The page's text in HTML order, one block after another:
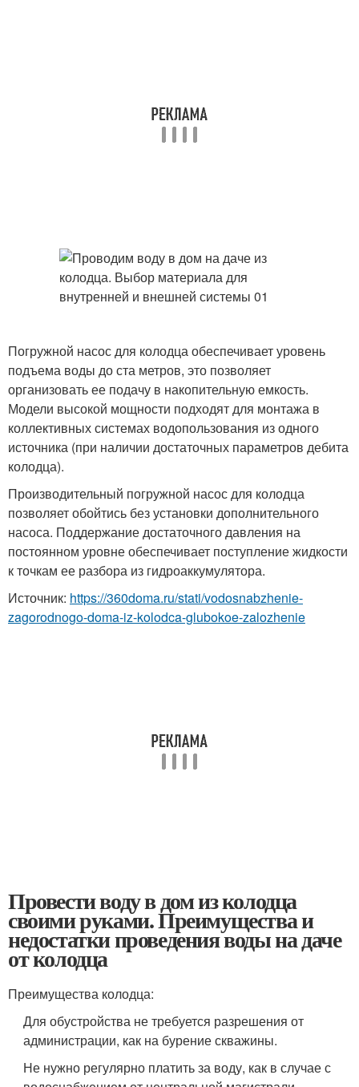
Погружной насос для колодца обеспечивает уровень
подъема воды до ста метров, это позволяет
организовать ее подачу в накопительную емкость.
Модели высокой мощности подходят для монтажа в
коллективных системах водопользования из одного
источника (при наличии достаточных параметров дебита
колодца).
Производительный погружной насос для колодца
позволяет обойтись без установки дополнительного
насоса. Поддержание достаточного давления на
постоянном уровне обеспечивает поступление жидкости
к точкам ее разбора из гидроаккумулятора.
Источник: https://360doma.ru/stati/vodosnabzhenie-
zagorodnogo-doma-iz-kolodca-glubokoe-zalozhenie
Провести воду в дом из колодца
своими руками. Преимущества и
недостатки проведения воды на даче
от колодца
Преимущества колодца:
Для обустройства не требуется разрешения от
администрации, как на бурение скважины.
Не нужно регулярно платить за воду, как в случае с